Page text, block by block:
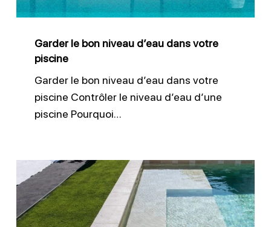
votre
Garder le bon niveau d’eau dans votre
piscine
Garder le bon niveau d’eau dans votre
piscine Contrôler le niveau d’eau d’une
piscine Pourquoi…
Entretien
liner
piscine